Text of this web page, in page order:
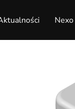
Nexo